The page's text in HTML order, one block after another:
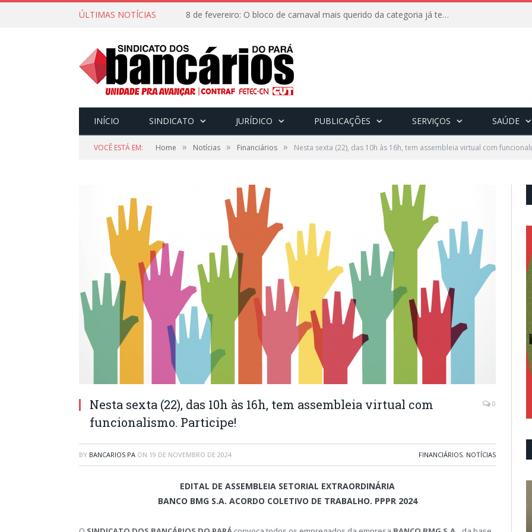
ÚLTIMAS NOTÍCIAS 8 de fevereiro: O bloco de carnaval mais querido da categoria já tem data. Vem pro CarnaBancários 2025!
INÍCIO SINDICATO JURÍDICO PUBLICAÇÕES SERVIÇOS SAÚDE
VOCÊ ESTÁ EM: Home » Notícias » Financiários » Nesta sexta (22), das 10h às 16h, tem assembleia virtual com
Nesta sexta (22), das 10h às 16h, tem assembleia virtual com
funcionalismo. Participe!
0
BY BANCARIOS PA ON 19 DE NOVEMBRO DE 2024 FINANCIÁRIOS, NOTÍCIAS
EDITAL DE ASSEMBLEIA SETORIAL EXTRAORDINÁRIA
BANCO BMG S.A. ACORDO COLETIVO DE TRABALHO. PPPR 2024